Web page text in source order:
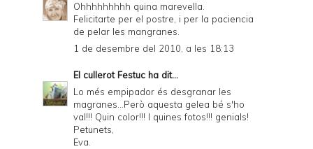
Ohhhhhhhhh quina marevella.
Felicitarte per el postre, i per la paciencia
de pelar les mangranes.
1 de desembre del 2010, a les 18:13
El cullerot Festuc ha dit...
Lo més empipador és desgranar les
magranes...Però aquesta gelea bé s'ho
val!!! Quin color!!! I quines fotos!!! genials!
Petunets,
Eva.